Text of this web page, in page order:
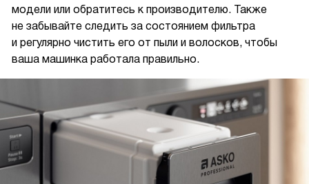
модели или обратитесь к производителю. Также
не забывайте следить за состоянием фильтра
и регулярно чистить его от пыли и волосков, чтобы
ваша машинка работала правильно.